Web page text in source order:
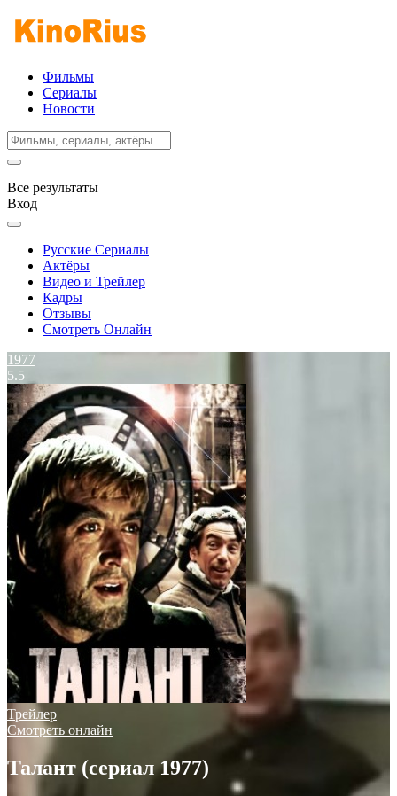
Фильмы
Сериалы
Новости
Все результаты
Вход
Русские Сериалы
Актёры
Видео и Трейлер
Кадры
Отзывы
Смотреть Онлайн
1977
5.5
Трейлер
Смотреть онлайн
Талант (сериал 1977)